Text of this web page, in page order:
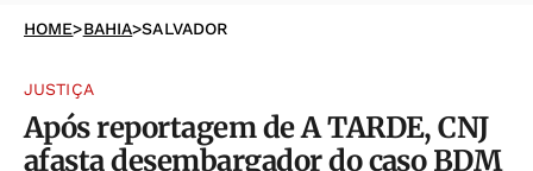
HOME>BAHIA>SALVADOR
JUSTIÇA
Após reportagem de A TARDE, CNJ
afasta desembargador do caso BDM